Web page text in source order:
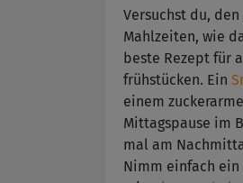
Versuchst du,
Mahlzeiten, wie
beste Rezept für
frühstücken. Ein
einem
Mittagspause im
mal am
Nimm einfach